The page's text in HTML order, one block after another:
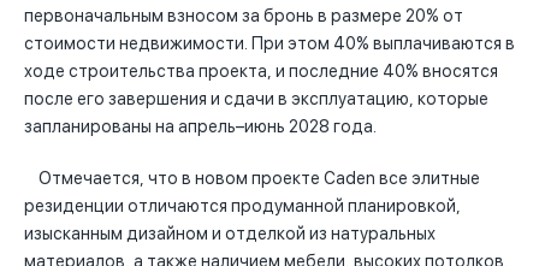
первоначальным взносом за бронь в размере 20% от
стоимости недвижимости. При этом 40% выплачиваются в
ходе строительства проекта, и последние 40% вносятся
после его завершения и сдачи в эксплуатацию, которые
запланированы на апрель–июнь 2028 года.
Отмечается, что в новом проекте Caden все элитные
резиденции отличаются продуманной планировкой,
изысканным дизайном и отделкой из натуральных
материалов, а также наличием мебели, высоких потолков,